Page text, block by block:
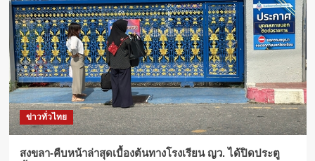
ข่าวทั่วไทย
สงขลา-คืบหน้าล่าสุดเบื้องต้นทางโรงเรียน ญว. ได้ปิดประตู